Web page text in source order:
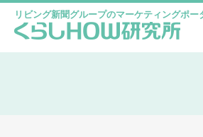
リビング新聞グループのマーケティングポー